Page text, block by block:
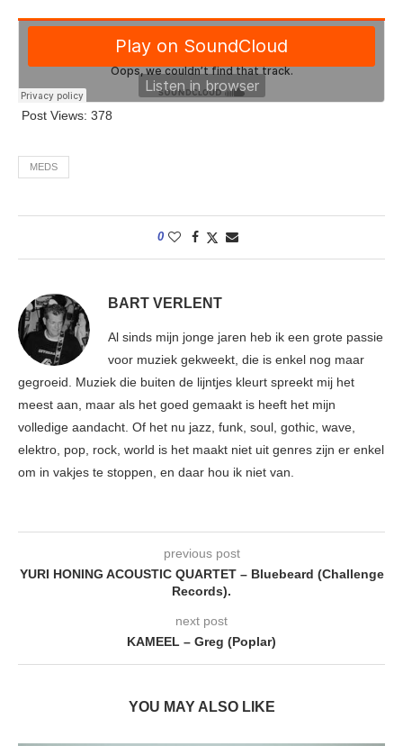
Post Views: 378
MEDS
0
BART VERLENT
Al sinds mijn jonge jaren heb ik een grote passie
voor muziek gekweekt, die is enkel nog maar
gegroeid. Muziek die buiten de lijntjes kleurt spreekt mij het
meest aan, maar als het goed gemaakt is heeft het mijn
volledige aandacht. Of het nu jazz, funk, soul, gothic, wave,
elektro, pop, rock, world is het maakt niet uit genres zijn er enkel
om in vakjes te stoppen, en daar hou ik niet van.
previous post
YURI HONING ACOUSTIC QUARTET – Bluebeard (Challenge
Records).
next post
KAMEEL – Greg (Poplar)
YOU MAY ALSO LIKE